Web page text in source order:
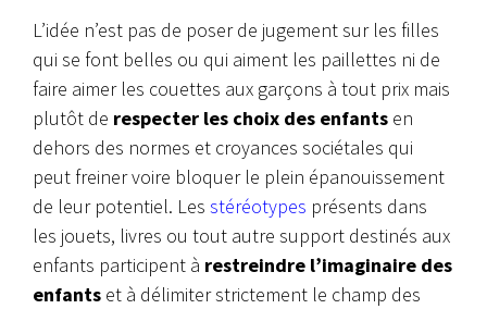
L’idée n’est pas de poser de jugement sur les filles
qui se font belles ou qui aiment les paillettes ni de
faire aimer les couettes aux garçons à tout prix mais
plutôt de respecter les choix des enfants en
dehors des normes et croyances sociétales qui
peut freiner voire bloquer le plein épanouissement
de leur potentiel. Les stéréotypes présents dans
les jouets, livres ou tout autre support destinés aux
enfants participent à restreindre l’imaginaire des
enfants et à délimiter strictement le champ des